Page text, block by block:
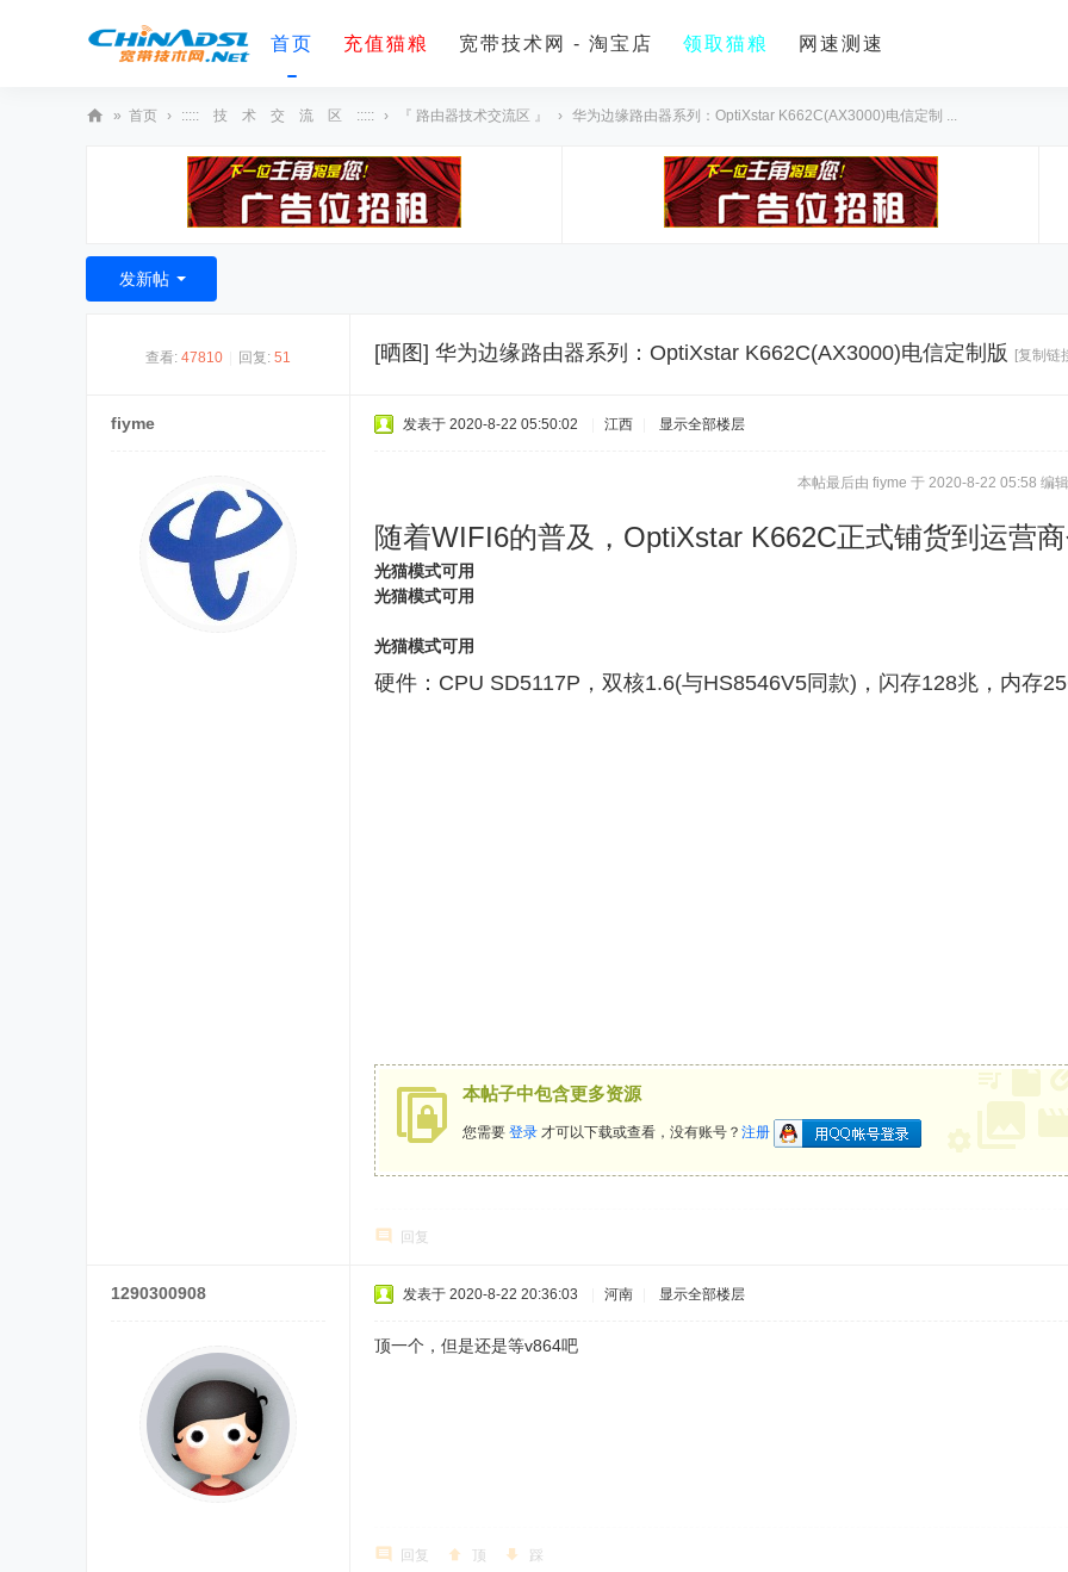
首页 充值猫粮 宽带技术网 - 淘宝店 领取猫粮 网速测速
术
» 首页 › ::::: 技 术 交 流 区 ::::: › 『 路由器技术交流区 』 › 华为边缘路由器系列：OptiXstar K662C(AX3000)电信定制 ...
发新帖
查看: 47810 回复: 51 [晒图] 华为边缘路由器系列：OptiXstar K662C(AX3000)电信定制版 [复制链
fiyme 发表于 2020-8-22 05:50:02 江西 显示全部楼层
本帖最后由 fiyme 于 2020-8-22 05:58 编辑
随着WIFI6的普及，OptiXstar K662C正式铺货到运营
光猫模式可用
光猫模式可用
光猫模式可用
硬件： CPU SD5117P ，双核1.6(与HS8546V5同款)，闪存128兆，内存
本帖子中包含更多资源
您需要 登录 才可以下载或查看，没有账号？ 注册
回复
1290300908 发表于 2020-8-22 20:36:03 河南 显示全部楼层
顶一个，但是还是等v864吧
回复 顶 踩